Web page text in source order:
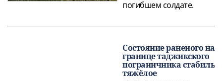
погибшем солдате.
Состояние раненого на
границе таджикского
пограничника
тяжёлое